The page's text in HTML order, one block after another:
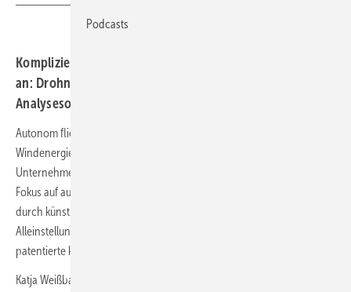
Komplizierte Inspektionen gehören der Vergangenheit
an: Drohnen mit autonomer Navigations- und
Analysesoftware sind die Lösung.
Autonom fliegende Drohnen verändern die Inspektion von
Windenergieanlagen grundlegend. Das deutsche Hightech-
Unternehmen Topseven entwickelt Drohnentechnologie mit dem
Fokus auf autonomer Navigations- und Analysesoftware gestützt
durch künstliche Intelligenz. Das Herzstück und
Alleinstellungsmerkmal der Topseven-Technologie ist die weltweit
patentierte kontaktlose Blitzschutzmessung.
Katja Weißbach ist Head of Sales bei Topseven. Sie erklärt, wie das
Podcasts